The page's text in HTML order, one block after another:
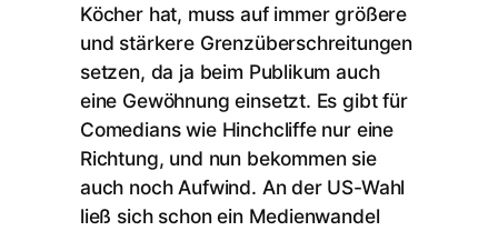
Köcher hat, muss auf immer größere
und stärkere Grenzüberschreitungen
setzen, da ja beim Publikum auch
eine Gewöhnung einsetzt. Es gibt für
Comedians wie Hinchcliffe nur eine
Richtung, und nun bekommen sie
auch noch Aufwind. An der US-Wahl
ließ sich schon ein Medienwandel